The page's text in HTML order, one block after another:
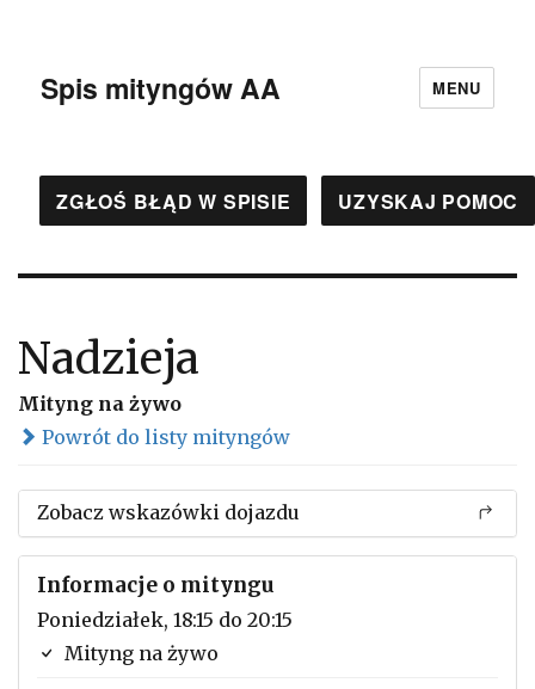
Spis mityngów AA MENU
ZGŁOŚ BŁĄD W SPISIE UZYSKAJ POMOC
Nadzieja
Mityng na żywo
Powrót do listy mityngów
Zobacz wskazówki dojazdu
Informacje o mityngu
Poniedziałek, 18:15 do 20:15
Mityng na żywo